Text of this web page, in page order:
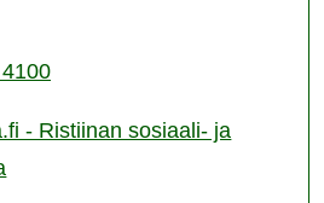
- Ristiinan sosiaali- ja